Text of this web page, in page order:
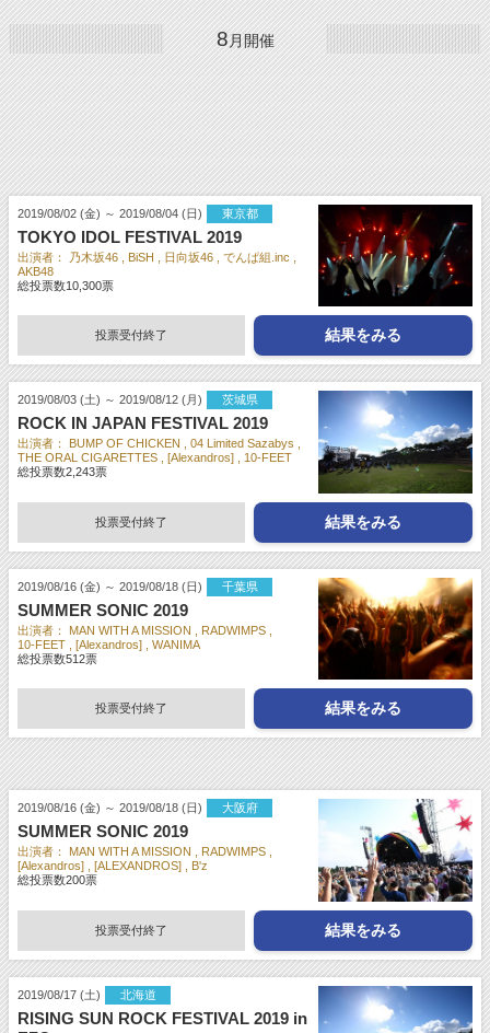
8月開催
2019/08/02 (金) ～ 2019/08/04 (日) 東京都
TOKYO IDOL FESTIVAL 2019
出演者： 乃木坂46 BiSH 日向坂46
でんぱ組.inc
AKB48
総投票数10,300票
投票受付終了 結果をみる
2019/08/03 (土) ～ 2019/08/12 (月) 茨城県
ROCK IN JAPAN FESTIVAL 2019
出演者： BUMP OF CHICKEN
04 Limited Sazabys
THE ORAL CIGARETTES
[Alexandros]
10-FEET
総投票数2,243票
投票受付終了 結果をみる
2019/08/16 (金) ～ 2019/08/18 (日) 千葉県
SUMMER SONIC 2019
出演者： MAN WITH A MISSION
RADWIMPS
10-FEET
[Alexandros]
WANIMA
総投票数512票
投票受付終了 結果をみる
2019/08/16 (金) ～ 2019/08/18 (日) 大阪府
SUMMER SONIC 2019
出演者： MAN WITH A MISSION
RADWIMPS
[Alexandros]
[ALEXANDROS]
B'z
総投票数200票
投票受付終了 結果をみる
2019/08/17 (土) 北海道
RISING SUN ROCK FESTIVAL 2019 in